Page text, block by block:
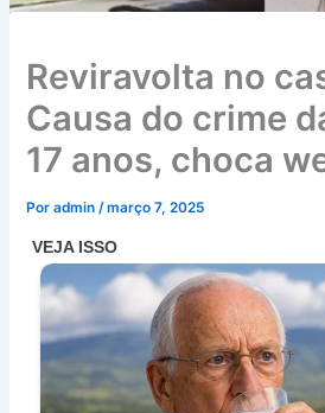
Reviravolta no
Causa do crime
17 anos, choca
Poradmin/março 7, 2025